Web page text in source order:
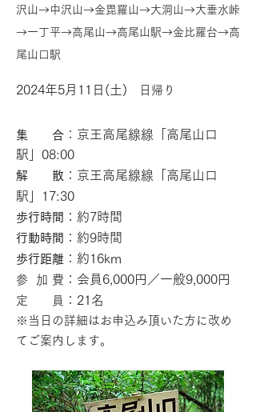
沢山→中沢山→金毘羅山→大洞山→大垂水峠
→一丁平→高尾山→高尾山駅→金比羅台→高
尾山口駅
2024年5月11日(土) ​ 日帰り
集 合 ：京王高尾線線「高尾山口
駅」08:00
解 散 ：京王高尾線線「高尾山口
駅」
17:30
歩行時間 ：約7時間
行動時間 ：約9時間
歩行距離 ：約16km
参 加 費 ：会員6,000円／一般9,000円
定 員 ：21名
※当日の詳細はお申込み頂いた 方に改め
てご案内します。